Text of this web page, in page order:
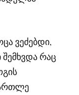
ვეძებდი,
შემხვდა რაც